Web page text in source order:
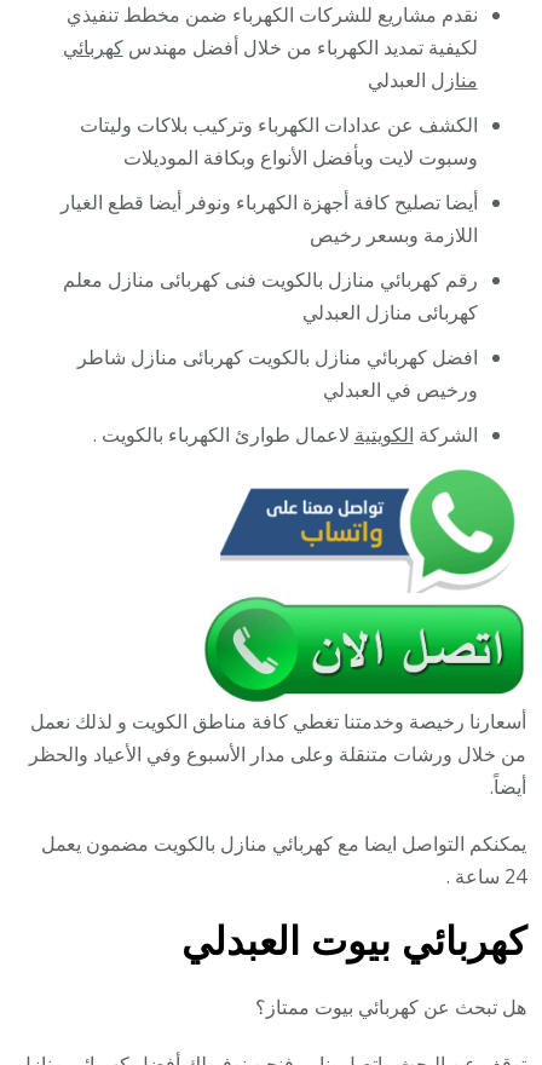
نقدم مشاريع للشركات الكهرباء ضمن مخطط تنفيذي
لكيفية تمديد الكهرباء من خلال أفضل مهندسكهربائي
منازل العبدلي
الكشف عن عدادات الكهرباء وتركيب بلاكات وليتات
وسبوت لايت وبأفضل الأنواع وبكافة الموديلات
أيضا تصليح كافة أجهزة الكهرباء ونوفر أيضا قطع الغيار
اللازمة وبسعر رخيص
رقم كهربائي منازل بالكويت فنى كهربائى منازل معلم
كهربائى منازل العبدلي
افضل كهربائي منازل بالكويت كهربائى منازل شاطر
ورخيص في العبدلي
الشركة الكويتية لاعمال طوارئ الكهرباء بالكويت .
أسعارنا رخيصة وخدمتنا تغطي كافة مناطق الكويت و لذلك نعمل
من خلال ورشات متنقلة وعلى مدار الأسبوع وفي الأعياد والحظر
أيضاً.
يمكنكم التواصل ايضا مع كهربائي منازل بالكويت مضمون يعمل
24 ساعة .
كهربائي بيوت العبدلي
هل تبحث عن كهربائي بيوت ممتاز؟